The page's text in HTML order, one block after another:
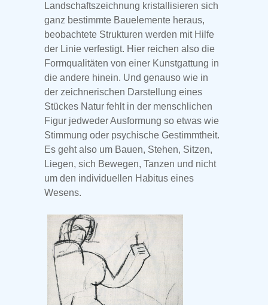
Landschaftszeichnung kristallisieren sich
ganz bestimmte Bauelemente heraus,
beobachtete Strukturen werden mit Hilfe
der Linie verfestigt. Hier reichen also die
Formqualitäten von einer Kunstgattung in
die andere hinein. Und genauso wie in
der zeichnerischen Darstellung eines
Stückes Natur fehlt in der menschlichen
Figur jedweder Ausformung so etwas wie
Stimmung oder psychische Gestimmtheit.
Es geht also um Bauen, Stehen, Sitzen,
Liegen, sich Bewegen, Tanzen und nicht
um den individuellen Habitus eines
Wesens.